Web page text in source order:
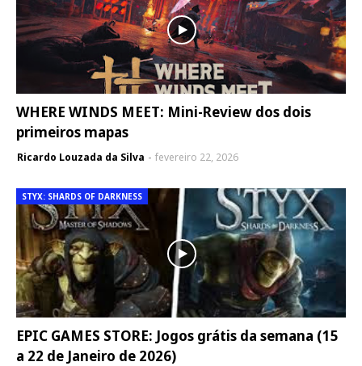
WHERE WINDS MEET: Mini-Review dos dois
primeiros mapas
Ricardo Louzada da Silva fevereiro 22, 2026
STYX: SHARDS OF DARKNESS
EPIC GAMES STORE: Jogos grátis da semana (15
a 22 de Janeiro de 2026)